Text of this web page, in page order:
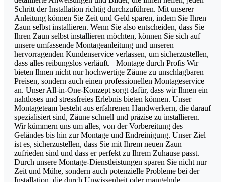
Schritt der Installation richtig durchzuführen. Mit unserer
Anleitung können Sie Zeit und Geld sparen, indem Sie Ihren
Zaun selbst installieren. Wenn Sie also entscheiden, dass Sie
Ihren Zaun selbst installieren möchten, können Sie sich auf
unsere umfassende Montageanleitung und unseren
hervorragenden Kundenservice verlassen, um sicherzustellen,
dass alles reibungslos verläuft. Montage durch Profis Wir
bieten Ihnen nicht nur hochwertige Zäune zu unschlagbaren
Preisen, sondern auch einen professionellen Montageservice
an. Unser All-in-One-Konzept sorgt dafür, dass wir Ihnen ein
nahtloses und stressfreies Erlebnis bieten können. Unser
Montageteam besteht aus erfahrenen Handwerkern, die darauf
spezialisiert sind, Zäune schnell und präzise zu installieren.
Wir kümmern uns um alles, von der Vorbereitung des
Geländes bis hin zur Montage und Endreinigung. Unser Ziel
ist es, sicherzustellen, dass Sie mit Ihrem neuen Zaun
zufrieden sind und dass er perfekt zu Ihrem Zuhause passt.
Durch unsere Montage-Dienstleistungen sparen Sie nicht nur
Zeit und Mühe, sondern auch potenzielle Probleme bei der
Installation, die durch Unwissenheit oder mangelnde